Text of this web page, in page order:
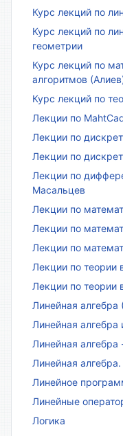
Курс лекций по
Курс лекций по
геометрии
Курс лекций по
алгоритмов
Курс лекций по
Лекции по
Лекции по
Лекции по
Лекции по
Масальцев
Лекции по
Лекции по
Лекции по
Лекции по теории
Лекции по теории
Линейная алгебра
Линейная алгебра
Линейная
Линейная
Линейное
Линейные
Логика